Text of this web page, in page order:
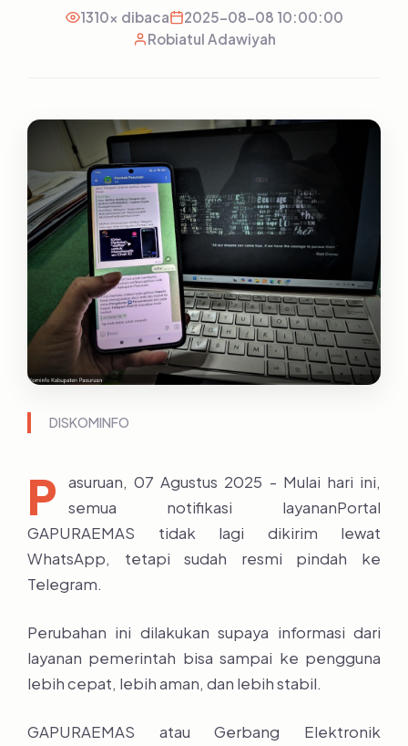
1310x dibaca
2025-08-08 10:00:00
Robiatul Adawiyah
DISKOMINFO
P
asuruan, 07 Agustus 2025 - Mulai hari ini,
semua notifikasi layananPortal
GAPURAEMAS tidak lagi dikirim lewat
WhatsApp, tetapi sudah resmi pindah ke
Telegram.
Perubahan ini dilakukan supaya informasi dari
layanan pemerintah bisa sampai ke pengguna
lebih cepat, lebih aman, dan lebih stabil.
GAPURAEMAS atau Gerbang Elektronik